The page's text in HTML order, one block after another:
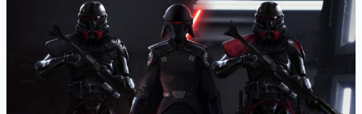
日本モバイルゲーム産業史
日本のモバイルゲーム史における主要なトピック・タイト
ルを網羅するほか、開発者へのインタビューや識者による
解説を掲載。約20年の歴史が一望できる決定版！
若ゲのいたり〜ゲームクリエイターの青春〜
『うつヌケ』『ペンと箸』等で知られるマンガ家・田中圭
一先生によるゲーム業界レポートマンガです。